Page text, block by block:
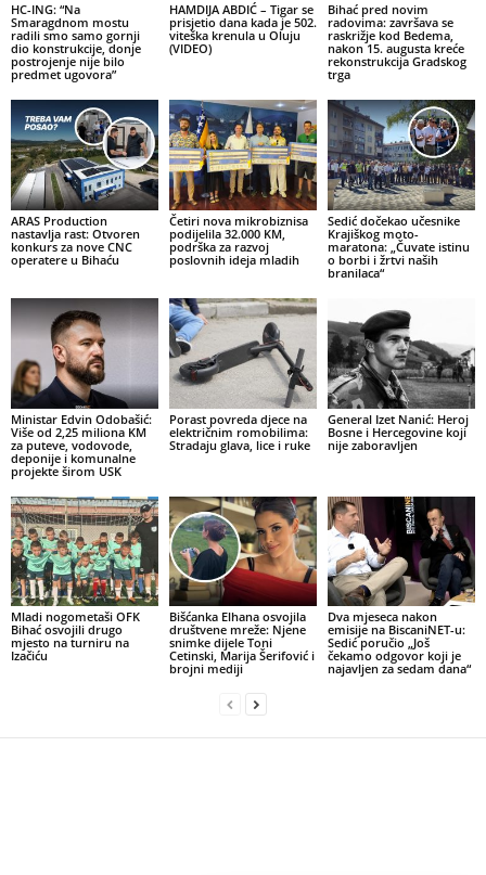
HC-ING: “Na
Smaragdnom mostu
radili smo samo gornji
dio konstrukcije, donje
postrojenje nije bilo
predmet ugovora”
HAMDIJA ABDIĆ – Tigar se
prisjetio dana kada je 502.
viteška krenula u Oluju
(VIDEO)
Bihać pred novim
radovima: završava se
raskrižje kod Bedema,
nakon 15. augusta kreće
rekonstrukcija Gradskog
trga
ARAS Production
nastavlja rast: Otvoren
konkurs za nove CNC
operatere u Bihaću
Četiri nova mikrobiznisa
podijelila 32.000 KM,
podrška za razvoj
poslovnih ideja mladih
Sedić dočekao učesnike
Krajiškog moto-
maratona: „Čuvate istinu
o borbi i žrtvi naših
branilaca“
Ministar Edvin Odobašić:
Više od 2,25 miliona KM
za puteve, vodovode,
deponije i komunalne
projekte širom USK
Porast povreda djece na
električnim romobilima:
Stradaju glava, lice i ruke
General Izet Nanić: Heroj
Bosne i Hercegovine koji
nije zaboravljen
Mladi nogometaši OFK
Bihać osvojili drugo
mjesto na turniru na
Izačiću
Bišćanka Elhana osvojila
društvene mreže: Njene
snimke dijele Toni
Cetinski, Marija Šerifović i
brojni mediji
Dva mjeseca nakon
emisije na BiscaniNET-u:
Sedić poručio „Još
čekamo odgovor koji je
najavljen za sedam dana“